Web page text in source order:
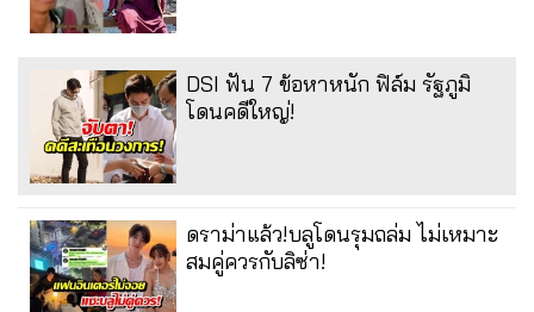
DSI ฟัน 7 ข้อหาหนัก ฟิล์ม รัฐภูมิ
โดนคดีใหญ่!
ดราม่าแล้ว!บลูโดนรุมถล่ม ไม่เหมาะ
สมคู่ควรกับลิซ่า!